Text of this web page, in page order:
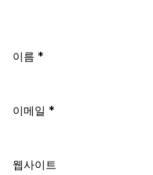
이름 *
이메일 *
웹사이트